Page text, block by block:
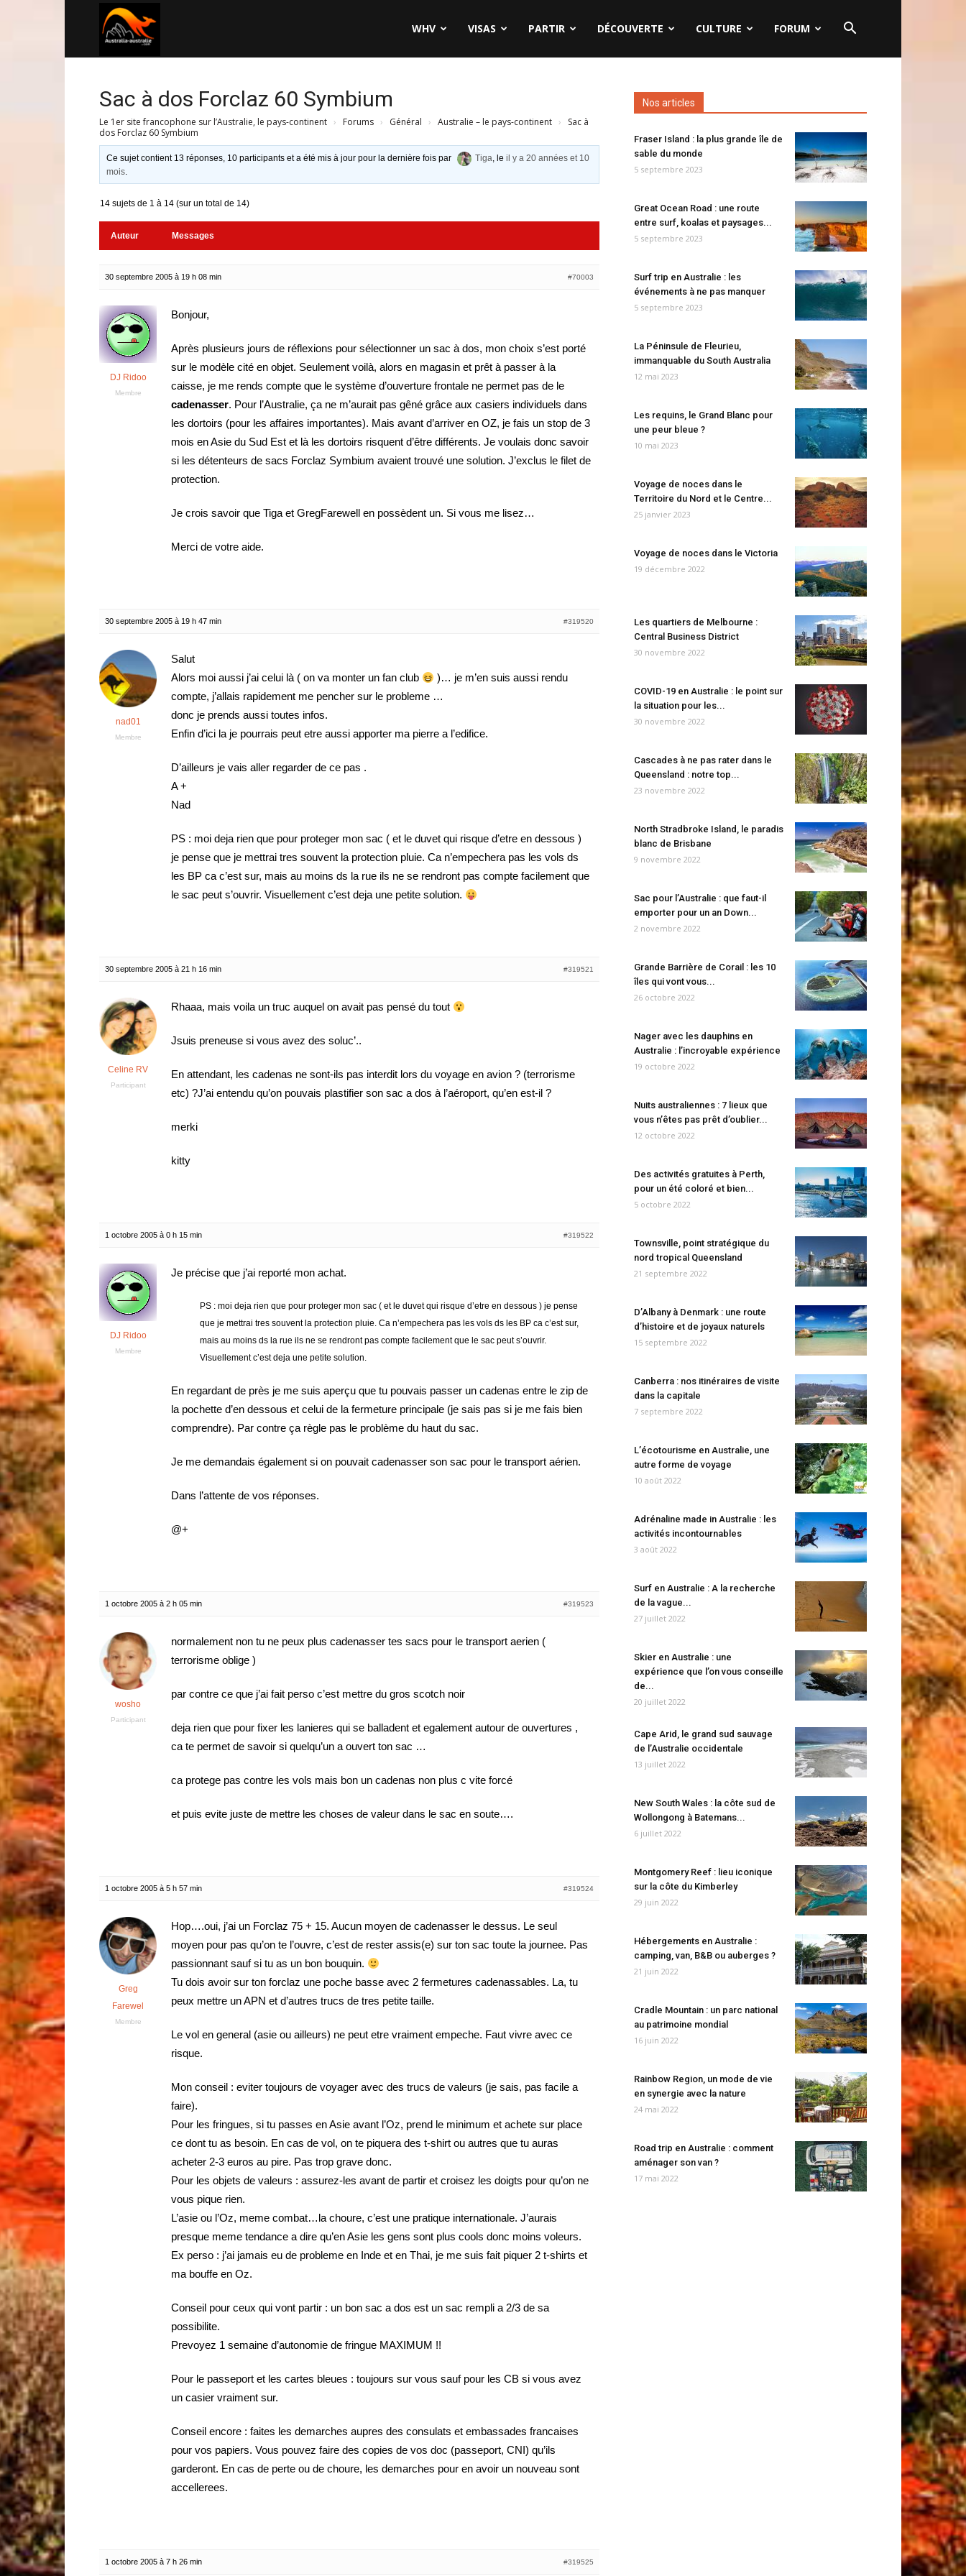
WHV VISAS PARTIR DÉCOUVERTE CULTURE FORUM
Sac à dos Forclaz 60 Symbium
Le 1er site francophone sur l’Australie, le pays-continent › Forums › Général › Australie – le pays-continent ›
Sac à
dos Forclaz 60 Symbium
Ce sujet contient 13 réponses, 10 participants et a été mis à jour pour la dernière fois par Tiga, leil y a 20 années et 10
mois.
14 sujets de 1 à 14 (sur un total de 14)
Auteur Messages
30 septembre 2005 à 19 h 08 min #70003
DJ Ridoo
Membre
Bonjour,
Après plusieurs jours de réflexions pour sélectionner un sac à dos, mon choix s’est porté
sur le modèle cité en objet. Seulement voilà, alors en magasin et prêt à passer à la
caisse, je me rends compte que le système d’ouverture frontale ne permet pas de le
cadenasser. Pour l’Australie, ça ne m’aurait pas gêné grâce aux casiers individuels dans
les dortoirs (pour les affaires importantes). Mais avant d’arriver en OZ, je fais un stop de 3
mois en Asie du Sud Est et là les dortoirs risquent d’être différents. Je voulais donc savoir
si les détenteurs de sacs Forclaz Symbium avaient trouvé une solution. J’exclus le filet de
protection.
Je crois savoir que Tiga et GregFarewell en possèdent un. Si vous me lisez…
Merci de votre aide.
30 septembre 2005 à 19 h 47 min #319520
nad01
Membre
Salut
Alors moi aussi j’ai celui là ( on va monter un fan club
)… je m’en suis aussi rendu
compte, j’allais rapidement me pencher sur le probleme …
donc je prends aussi toutes infos.
Enfin d’ici la je pourrais peut etre aussi apporter ma pierre a l’edifice.
D’ailleurs je vais aller regarder de ce pas .
A +
Nad
PS : moi deja rien que pour proteger mon sac ( et le duvet qui risque d’etre en dessous )
je pense que je mettrai tres souvent la protection pluie. Ca n’empechera pas les vols ds
les BP ca c’est sur, mais au moins ds la rue ils ne se rendront pas compte facilement que
le sac peut s’ouvrir. Visuellement c’est deja une petite solution.
30 septembre 2005 à 21 h 16 min #319521
Celine RV
Participant
Rhaaa, mais voila un truc auquel on avait pas pensé du tout
Jsuis preneuse si vous avez des soluc’..
En attendant, les cadenas ne sont-ils pas interdit lors du voyage en avion ? (terrorisme
etc) ?J’ai entendu qu’on pouvais plastifier son sac a dos à l’aéroport, qu’en est-il ?
merki
kitty
1 octobre 2005 à 0 h 15 min #319522
DJ Ridoo
Membre
Je précise que j’ai reporté mon achat.
PS : moi deja rien que pour proteger mon sac ( et le duvet qui risque d’etre en dessous ) je pense
que je mettrai tres souvent la protection pluie. Ca n’empechera pas les vols ds les BP ca c’est sur,
mais au moins ds la rue ils ne se rendront pas compte facilement que le sac peut s’ouvrir.
Visuellement c’est deja une petite solution.
En regardant de près je me suis aperçu que tu pouvais passer un cadenas entre le zip de
la pochette d’en dessous et celui de la fermeture principale (je sais pas si je me fais bien
comprendre). Par contre ça règle pas le problème du haut du sac.
Je me demandais également si on pouvait cadenasser son sac pour le transport aérien.
Dans l’attente de vos réponses.
@+
1 octobre 2005 à 2 h 05 min #319523
wosho
Participant
normalement non tu ne peux plus cadenasser tes sacs pour le transport aerien (
terrorisme oblige )
par contre ce que j’ai fait perso c’est mettre du gros scotch noir
deja rien que pour fixer les lanieres qui se balladent et egalement autour de ouvertures ,
ca te permet de savoir si quelqu’un a ouvert ton sac …
ca protege pas contre les vols mais bon un cadenas non plus c vite forcé
et puis evite juste de mettre les choses de valeur dans le sac en soute….
1 octobre 2005 à 5 h 57 min #319524
Greg
Farewel
Membre
Hop….oui, j’ai un Forclaz 75 + 15. Aucun moyen de cadenasser le dessus. Le seul
moyen pour pas qu’on te l’ouvre, c’est de rester assis(e) sur ton sac toute la journee. Pas
passionnant sauf si tu as un bon bouquin.
Tu dois avoir sur ton forclaz une poche basse avec 2 fermetures cadenassables. La, tu
peux mettre un APN et d’autres trucs de tres petite taille.
Le vol en general (asie ou ailleurs) ne peut etre vraiment empeche. Faut vivre avec ce
risque.
Mon conseil : eviter toujours de voyager avec des trucs de valeurs (je sais, pas facile a
faire).
Pour les fringues, si tu passes en Asie avant l’Oz, prend le minimum et achete sur place
ce dont tu as besoin. En cas de vol, on te piquera des t-shirt ou autres que tu auras
acheter 2-3 euros au pire. Pas trop grave donc.
Pour les objets de valeurs : assurez-les avant de partir et croisez les doigts pour qu’on ne
vous pique rien.
L’asie ou l’Oz, meme combat…la choure, c’est une pratique internationale. J’aurais
presque meme tendance a dire qu’en Asie les gens sont plus cools donc moins voleurs.
Ex perso : j’ai jamais eu de probleme en Inde et en Thai, je me suis fait piquer 2 t-shirts et
ma bouffe en Oz.
Conseil pour ceux qui vont partir : un bon sac a dos est un sac rempli a 2/3 de sa
possibilite.
Prevoyez 1 semaine d’autonomie de fringue MAXIMUM !!
Pour le passeport et les cartes bleues : toujours sur vous sauf pour les CB si vous avez
un casier vraiment sur.
Conseil encore : faites les demarches aupres des consulats et embassades francaises
pour vos papiers. Vous pouvez faire des copies de vos doc (passeport, CNI) qu’ils
garderont. En cas de perte ou de choure, les demarches pour en avoir un nouveau sont
accellerees.
1 octobre 2005 à 7 h 26 min #319525
Nos articles
Fraser Island : la plus grande île de
sable du monde
5 septembre 2023
Great Ocean Road : une route
entre surf, koalas et paysages...
5 septembre 2023
Surf trip en Australie : les
événements à ne pas manquer
5 septembre 2023
La Péninsule de Fleurieu,
immanquable du South Australia
12 mai 2023
Les requins, le Grand Blanc pour
une peur bleue ?
10 mai 2023
Voyage de noces dans le
Territoire du Nord et le Centre...
25 janvier 2023
Voyage de noces dans le Victoria
19 décembre 2022
Les quartiers de Melbourne :
Central Business District
30 novembre 2022
COVID-19 en Australie : le point sur
la situation pour les...
30 novembre 2022
Cascades à ne pas rater dans le
Queensland : notre top...
23 novembre 2022
North Stradbroke Island, le paradis
blanc de Brisbane
9 novembre 2022
Sac pour l’Australie : que faut-il
emporter pour un an Down...
2 novembre 2022
Grande Barrière de Corail : les 10
îles qui vont vous...
26 octobre 2022
Nager avec les dauphins en
Australie : l’incroyable expérience
19 octobre 2022
Nuits australiennes : 7 lieux que
vous n’êtes pas prêt d’oublier...
12 octobre 2022
Des activités gratuites à Perth,
pour un été coloré et bien...
5 octobre 2022
Townsville, point stratégique du
nord tropical Queensland
21 septembre 2022
D’Albany à Denmark : une route
d’histoire et de joyaux naturels
15 septembre 2022
Canberra : nos itinéraires de visite
dans la capitale
7 septembre 2022
L’écotourisme en Australie, une
autre forme de voyage
10 août 2022
Adrénaline made in Australie : les
activités incontournables
3 août 2022
Surf en Australie : A la recherche
de la vague...
27 juillet 2022
Skier en Australie : une
expérience que l’on vous conseille
de...
20 juillet 2022
Cape Arid, le grand sud sauvage
de l’Australie occidentale
13 juillet 2022
New South Wales : la côte sud de
Wollongong à Batemans...
6 juillet 2022
Montgomery Reef : lieu iconique
sur la côte du Kimberley
29 juin 2022
Hébergements en Australie :
camping, van, B&B ou auberges ?
21 juin 2022
Cradle Mountain : un parc national
au patrimoine mondial
16 juin 2022
Rainbow Region, un mode de vie
en synergie avec la nature
24 mai 2022
Road trip en Australie : comment
aménager son van ?
17 mai 2022